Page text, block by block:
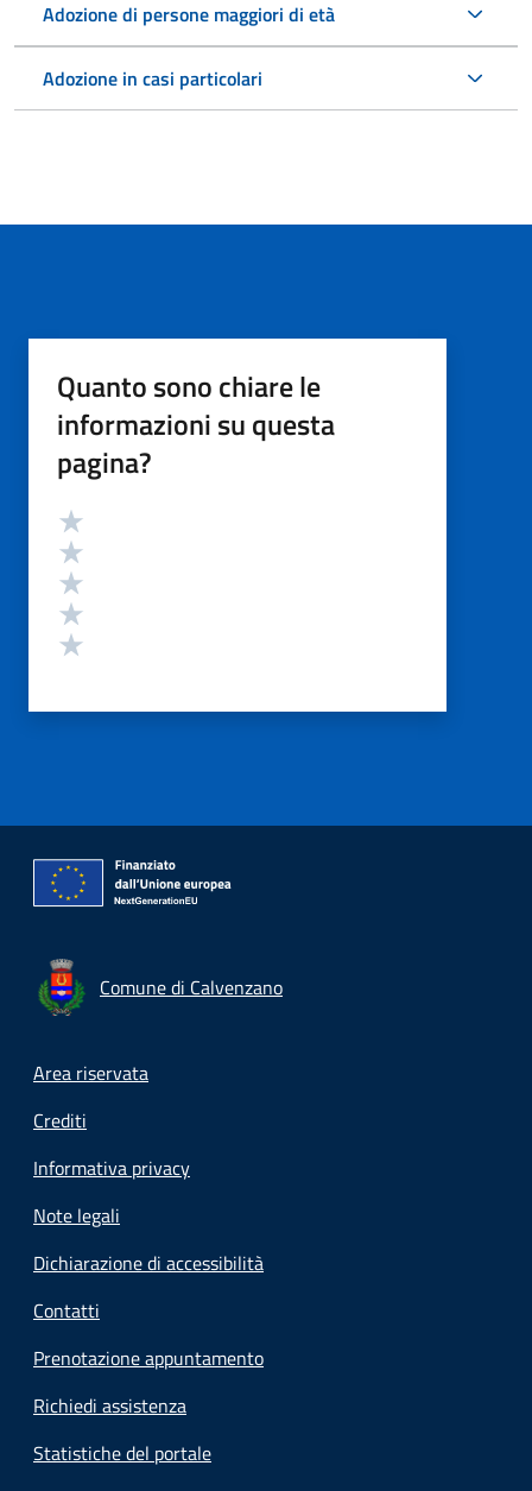
Adozione di persone maggiori di età
Adozione in casi particolari
Quanto sono chiare le
informazioni su questa
pagina?
Valutazione
Comune di Calvenzano
Footer menu
Area riservata
Crediti
Informativa privacy
Note legali
Dichiarazione di accessibilità
Contatti
Prenotazione appuntamento
Richiedi assistenza
Statistiche del portale